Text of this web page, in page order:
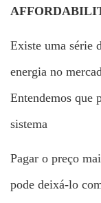
Existe uma série
energia no
Entendemos que
sistema
Pagar o preço
pode deixá-lo